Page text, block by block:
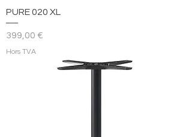
PURE 020 XL
Prix
399,00 €
Hors TVA